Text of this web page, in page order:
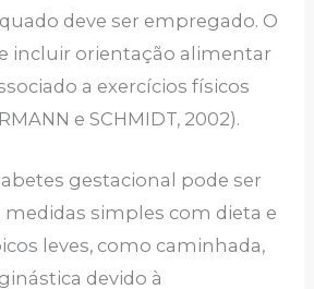
deve ser empregado. O
incluir orientação alimentar
a exercícios físicos
e SCHMIDT, 2002).
gestacional pode ser
simples com dieta e
leves, como caminhada,
devido à